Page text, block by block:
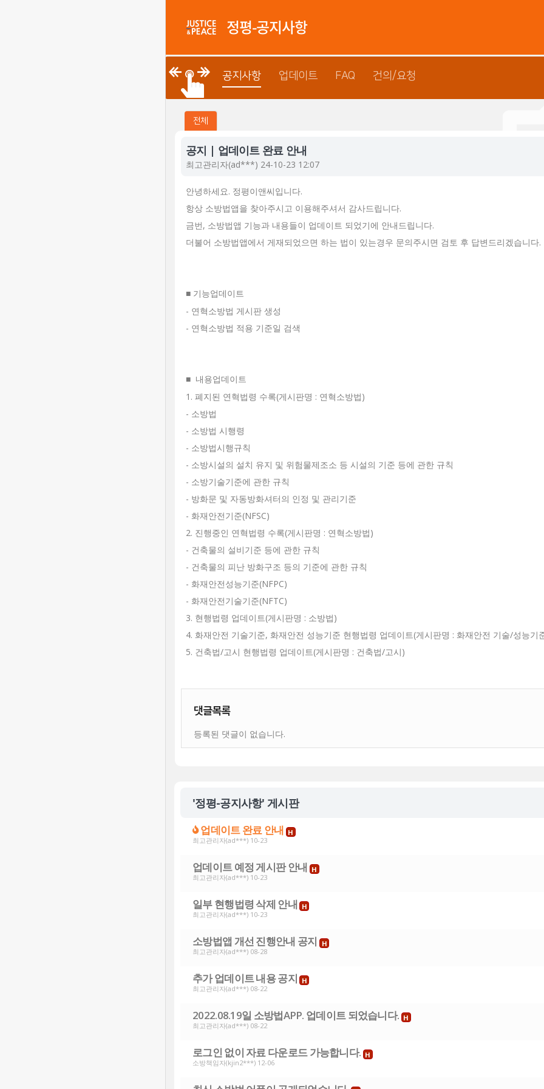
정평 "소방법"
정평-공지사항
공지사항 업데이트 FAQ 건의/요청
전체
공지 | 업데이트 완료 안내
최고관리자(ad***) 24-10-23 12:07
안녕하세요. 정평이앤씨입니다.
항상 소방법앱을 찾아주시고 이용해주셔서 감사드립니다.
금번, 소방법앱 기능과 내용들이 업데이트 되었기에 안내드립니다.
더불어 소방법앱에서 게재되었으면 하는 법이 있는경우 문의주시면 검토 후 답변드리겠습니
■ 기능업데이트
- 연혁소방법 게시판 생성
- 연혁소방법 적용 기준일 검색
■ 내용업데이트
1. 폐지된 연혁법령 수록(게시판명 : 연혁소방법)
- 소방법
- 소방법 시행령
- 소방법시행규칙
- 소방시설의 설치 유지 및 위험물제조소 등 시설의 기준 등에 관한 규칙
- 소방기술기준에 관한 규칙
- 방화문 및 자동방화셔터의 인정 및 관리기준
- 화재안전기준(NFSC)
2. 진행중인 연혁법령 수록(게시판명 : 연혁소방법)
- 건축물의 설비기준 등에 관한 규칙
- 건축물의 피난 방화구조 등의 기준에 관한 규칙
- 화재안전성능기준(NFPC)
- 화재안전기술기준(NFTC)
3. 현행법령 업데이트(게시판명 : 소방법)
4. 화재안전 기술기준, 화재안전 성능기준 현행법령 업데이트(게시판명 : 화재안전 기술/성능기
5. 건축법/고시 현행법령 업데이트(게시판명 : 건축법/고시)
댓글목록
등록된 댓글이 없습니다.
'정평-공지사항' 게시판
업데이트 완료 안내 H
최고관리자(ad***) 10-23
업데이트 예정 게시판 안내 H
최고관리자(ad***) 10-23
일부 현행법령 삭제 안내 H
최고관리자(ad***) 10-23
소방법앱 개선 진행안내 공지
H
최고관리자(ad***) 08-28
추가 업데이트 내용 공지 H
최고관리자(ad***) 08-22
2022.08.19일 소방법APP. 업데이트 되었습니다. H
최고관리자(ad***) 08-22
로그인 없이 자료 다운로드 가능합니다. H
소방책임자(kjin2***) 12-06